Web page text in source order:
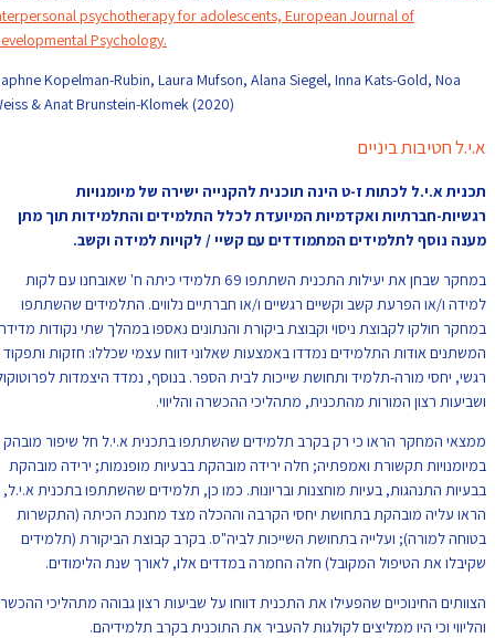
interpersonal psychotherapy for adolescents, European Journal of
Developmental Psychology.
Daphne Kopelman-Rubin, Laura Mufson, Alana Siegel, Inna Kats-Gold, Noa
Weiss & Anat Brunstein-Klomek (2020)
א.י.ל חטיבות ביניים
תכנית א.י.ל לכתות ז-ט הינה תוכנית להקנייה ישירה של מיומנויות
רגשיות-חברתיות ואקדמיות המיועדת לכלל התלמידים והתלמידות תוך מתן
מענה נוסף לתלמידים המתמודדים עם קשיי / לקויות למידה וקשב.
במחקר שבחן את יעילות התכנית השתתפו 69 תלמידי כיתה ח' שאובחנו עם לקות
למידה ו/או הפרעת קשב וקשיים רגשיים ו/או חברתיים נלווים. התלמידים שהשתתפו
במחקר חולקו לקבוצת ניסוי וקבוצת ביקורת והנתונים נאספו במהלך שתי נקודות מדידה.
המשתנים אודות התלמידים נמדדו באמצעות שאלוני דווח עצמי שכללו: חזקות ותפקוד
רגשי, יחסי מורה-תלמיד ותחושת שייכות לבית הספר. בנוסף, נמדד היצמדות לפרוטוקול
ושביעות רצון המורות מהתכנית, מתהליכי ההכשרה והליווי.
ממצאי המחקר הראו כי רק בקרב תלמידים שהשתתפו בתכנית א.י.ל חל שיפור מובהק
במיומנויות תקשורת ואמפתיה; חלה ירידה מובהקת בבעיות מופנמות; ירידה מובהקת
בבעיות התנהגות, בעיות מוחצנות ובריונות. כמו כן, תלמידים שהשתתפו בתכנית א.י.ל,
הראו עליה מובהקת בתחושת יחסי הקרבה וההכלה מצד מחנכת הכיתה (התקשרות
בטוחה למורה); ועלייה בתחושת השייכות לביה"ס. בקרב קבוצת הביקורת (תלמידים
שקיבלו את הטיפול המקובל) חלה החמרה במדדים אלו, לאורך שנת הלימודים.
הצוותים החינוכיים שהפעילו את התכנית דווחו על שביעות רצון גבוהה מתהליכי ההכשרה
והליווי וכי היו ממליצים לקולגות להעביר את התוכנית בקרב תלמידיהם.